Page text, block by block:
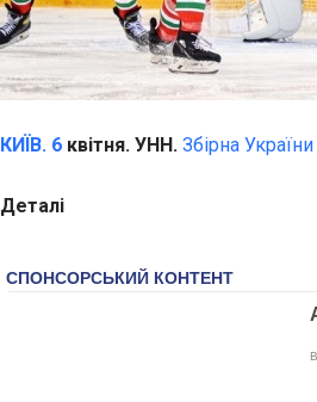
КИЇВ. 6 квітня. УНН. Збірна України
Деталі